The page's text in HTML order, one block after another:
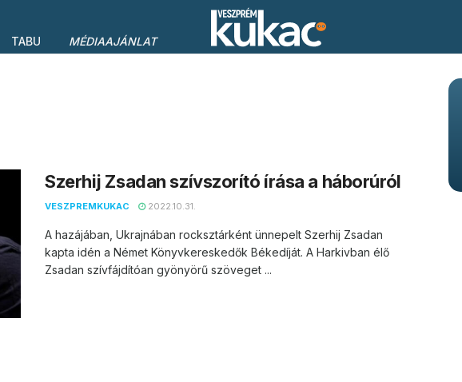
TABU MÉDIAAJÁNLAT
Szerhij Zsadan szívszorító írása a háborúról
VESZPREMKUKAC 2022.10.31.
A hazájában, Ukrajnában rocksztárként ünnepelt Szerhij Zsadan
kapta idén a Német Könyvkereskedők Békedíját. A Harkivban élő
Zsadan szívfájdítóan gyönyörű szöveget ...